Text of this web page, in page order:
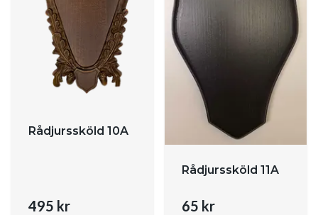
Rådjurssköld 10A
495 kr
Rådjurssköld 11A
65 kr